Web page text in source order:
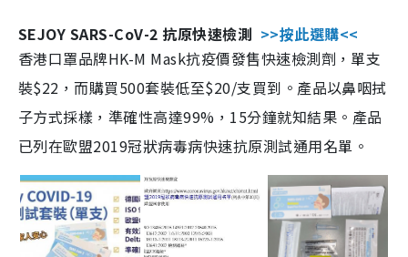
SEJOY SARS-CoV-2 抗原快速檢測 >>按此選購<<
香港口罩品牌HK-M Mask抗疫價發售快速檢測劑，單支
裝$22，而購買500套裝低至$20/支買到。產品以鼻咽拭
子方式採樣，準確性高達99%，15分鐘就知結果。產品
已列在歐盟2019冠狀病毒病快速抗原測試通用名單。